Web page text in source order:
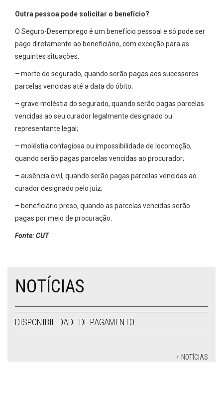
Outra pessoa pode solicitar o benefício?
O Seguro-Desemprego é um benefício pessoal e só pode ser
pago diretamente ao beneficiário, com exceção para as
seguintes situações:
– morte do segurado, quando serão pagas aos sucessores
parcelas vencidas até a data do óbito;
– grave moléstia do segurado, quando serão pagas parcelas
vencidas ao seu curador legalmente designado ou
representante legal;
– moléstia contagiosa ou impossibilidade de locomoção,
quando serão pagas parcelas vencidas ao procurador;
– ausência civil, quando serão pagas parcelas vencidas ao
curador designado pelo juiz;
– beneficiário preso, quando as parcelas vencidas serão
pagas por meio de procuração.
Fonte: CUT
NOTÍCIAS
DISPONIBILIDADE DE PAGAMENTO
+ NOTÍCIAS